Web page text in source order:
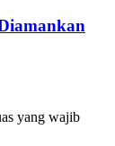
yang wajib